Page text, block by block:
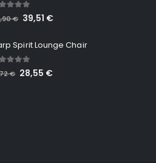
out of 5
€ 39,51 €
Spirit Lounge Chair
out of 5
€ 28,55 €